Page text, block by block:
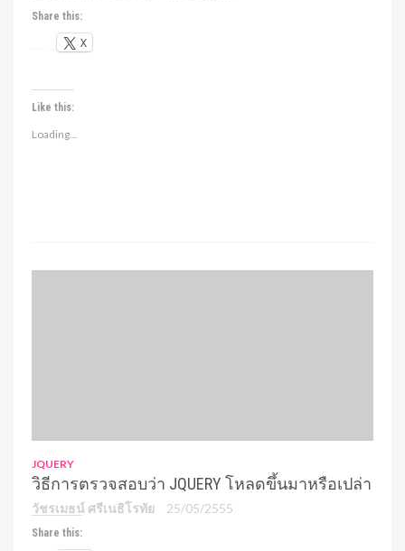
Share this:
X
Like this:
Loading...
JQUERY
วิธีการตรวจสอบว่า JQUERY โหลดขึ้นมาหรือเปล่า
วัชรเมธน์ ศรีเนธิโรทัย 25/05/2555
Share this: